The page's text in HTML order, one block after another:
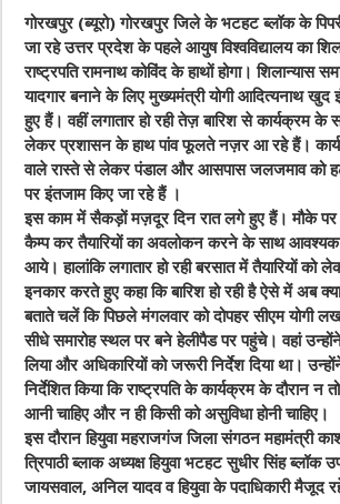
गोरखपुर (ब्यूरो) गोरखपुर जिले के भटहट ब्लॉक के
जा रहे उत्तर प्रदेश के पहले आयुष विश्वविद्यालय का
राष्ट्रपति रामनाथ कोविंद के हाथों होगा। शिलान्यास
यादगार बनाने के लिए मुख्यमंत्री योगी आदित्यनाथ
हुए हैं। वहीं लगातार हो रही तेज़ बारिश से कार्यक्रम
लेकर प्रशासन के हाथ पांव फूलते नज़र आ रहे हैं।
वाले रास्ते से लेकर पंडाल और आसपास जलजमाव को
पर इंतजाम किए जा रहे हैं ।
इस काम में सैकड़ों मज़दूर दिन रात लगे हुए हैं। मौके पर
कैम्प कर तैयारियों का अवलोकन करने के साथ आवश्यक
आये। हालांकि लगातार हो रही बरसात में तैयारियों
इनकार करते हुए कहा कि बारिश हो रही है ऐसे में अब
बताते चलें कि पिछले मंगलवार को दोपहर सीएम योगी
सीधे समारोह स्थल पर बने हेलीपैड पर पहुंचे। वहां
लिया और अधिकारियों को जरूरी निर्देश दिया था।
निर्देशित किया कि राष्ट्रपति के कार्यक्रम के दौरान न
आनी चाहिए और न ही किसी को असुविधा होनी चाहिए।
इस दौरान हियुवा महराजगंज जिला संगठन महामंत्री
त्रिपाठी ब्लाक अध्यक्ष हियुवा भटहट सुधीर सिंह ब्लॉक
जायसवाल, अनिल यादव व हियुवा के पदाधिकारी मैजूद